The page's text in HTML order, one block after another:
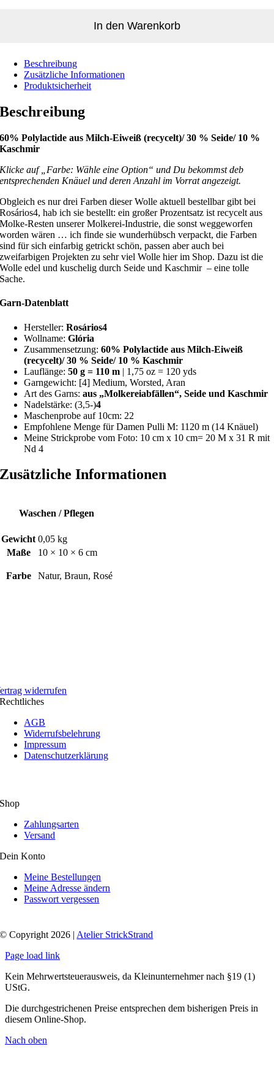
In den Warenkorb
Beschreibung
Zusätzliche Informationen
Produktsicherheit
Beschreibung
60% Polylactide aus Milch-Eiweiß (recycelt)/ 30 % Seide/ 10 %
Kaschmir
Klicke auf „Farbe: Wähle eine Option“ und Du bekommst deb
entsprechenden Knäuel und deren Anzahl im Vorrat angezeigt.
Obgleich es nur drei Farben dieser Wolle aktuell bestellbar gibt bei
Rosários4, hab ich sie bestellt: ein großer Prozentsatz ist recycelt aus
Molke-Resten unserer Molkerei-Industrie, die sonst weggeworfen
worden wären … ich finde sie wunderhübsch verpackt, die Farben
sind für sich einfarbig getrickt schön, passen aber auch bei
zweifarbigen Projekten zu sehr viel Wolle hier im Shop. Dazu ist die
Wolle edel und kuschelig durch Seide und Kaschmir – eine tolle
Sache.
Garn-Datenblatt
Hersteller:Rosários4
Wollname:Glória
Zusammensetzung:60% Polylactide aus Milch-Eiweiß
(recycelt)/ 30 % Seide/ 10 % Kaschmir
Lauflänge:50g = 110 m | 1,75 oz = 120 yds
Garngewicht: [4] Medium, Worsted, Aran
Art des Garns:aus „Molkereiabfällen“, Seide und Kaschmir
Nadelstärke: (3,5-)4
Maschenprobe auf 10cm: 22
Empfohlene Menge für Damen Pulli M: 1120 m (14 Knäuel)
Meine Strickprobe vom Foto: 10 cm x 10 cm= 20 M x 31 R mit
Nd 4
Zusätzliche Informationen
Waschen / Pflegen
Gewicht 0,05 kg
Maße
10 × 10 × 6 cm
Farbe Natur, Braun, Rosé
widerrufen
Rechtliches
AGB
Widerrufsbelehrung
Impressum
Datenschutzerklärung
Shop
Zahlungsarten
Versand
Dein Konto
Meine Bestellungen
Meine Adresse ändern
Passwort vergessen
© Copyright 2026 | Atelier StrickStrand
Page load link
Kein Mehrwertsteuerausweis, da Kleinunternehmer nach §19 (1)
UStG.
Die durchgestrichenen Preise entsprechen dem bisherigen Preis in
diesem Online-Shop.
Nach oben